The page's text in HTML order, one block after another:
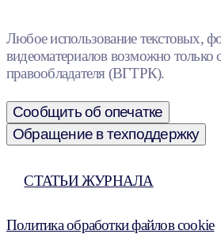
Любое использование текстовых,
видеоматериалов возможно только
правообладателя (ВГТРК).
Сообщить об опечатке
Обращение в техподдержку
СТАТЬИ ЖУРНАЛА
Политика обработки файлов cookie